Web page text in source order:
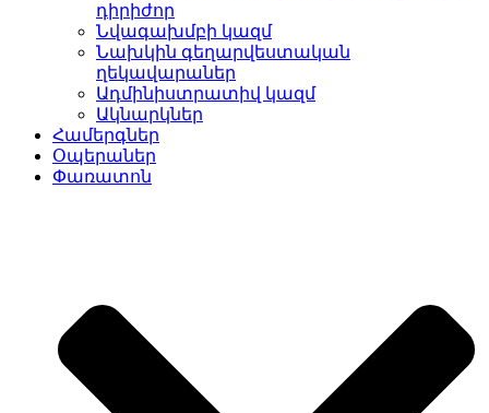
դիրիժոր
Նվագախմբի կազմ
Նախկին գեղարվեստական
ղեկավարաներ
Ադմինիստրատիվ կազմ
Ակնարկներ
Համերգներ
Օպերաներ
Փառատոն